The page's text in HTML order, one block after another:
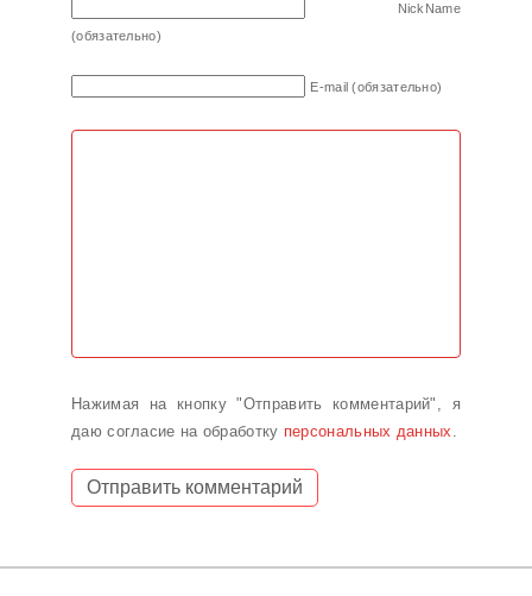
NickName
(обязательно)
E-mail (обязательно)
Нажимая на кнопку "Отправить комментарий", я
даю согласие на обработку персональных данных .